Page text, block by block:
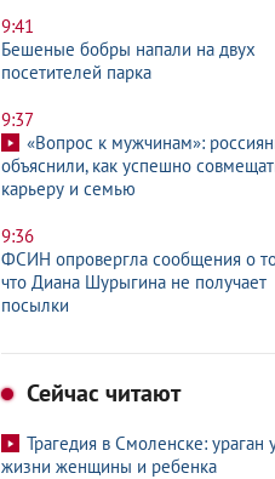
9:41
Бешеные бобры напали на двух
посетителей парка
9:37
«Вопрос к мужчинам»:
объяснили, как успешно
карьеру и семью
9:36
ФСИН опровергла сообщения о
что Диана Шурыгина не получает
посылки
Сейчас читают
Трагедия в Смоленске: ураган
жизни женщины и ребенка